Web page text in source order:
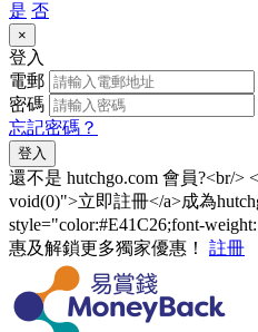
是 否
×
登入
電郵
密碼
忘記密碼？
登入
還不是 hutchgo.com 會員?<br/>
void(0)">立即註冊</a>成為
style="color:#E41C26;font-
惠及解鎖更多獨家優惠！ 註冊